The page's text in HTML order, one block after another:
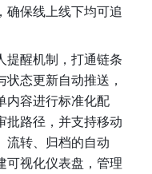
确保线上线下均可追
提醒机制，打通链条
态更新自动推送，
内容进行标准化配
批路径，并支持移动
流转、归档的自动
可视化仪表盘，管理